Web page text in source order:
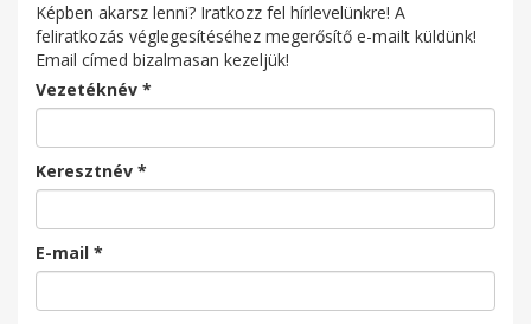
Képben akarsz lenni? Iratkozz fel hírlevelünkre! A
feliratkozás véglegesítéséhez megerősítő e-mailt küldünk!
Email címed bizalmasan kezeljük!
Vezetéknév *
Keresztnév *
E-mail *